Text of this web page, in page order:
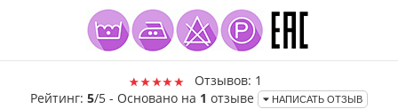
Отзывов: 1
Рейтинг: 5/5 - Основано на 1 отзыве НАПИСАТЬ ОТЗЫВ